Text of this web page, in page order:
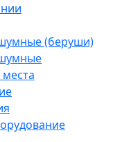
(беруши)